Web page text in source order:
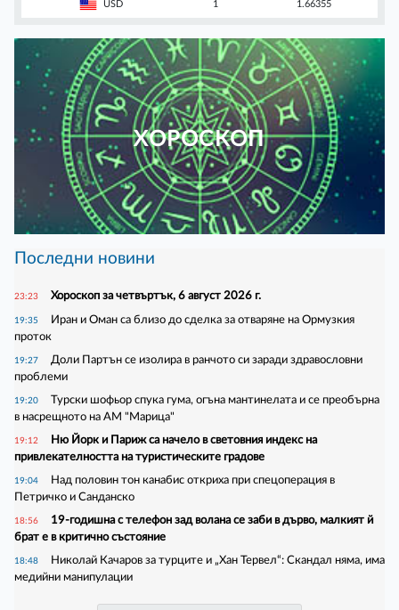
USD 1 1.66355
ХОРОСКОП
Последни новини
23:23 Хороскоп за четвъртък, 6 август 2026 г.
19:35
Иран и Оман са близо до сделка за отваряне на Ормузкия
проток
19:27
Доли Партън се изолира в ранчото си заради здравословни
проблеми
19:20
Турски шофьор спука гума, огъна мантинелата и се преобърна
в насрещното на АМ "Марица"
19:12
Ню Йорк и Париж са начело в световния индекс на
привлекателността на туристическите градове
19:04
Над половин тон канабис откриха при спецоперация в
Петричко и Санданско
18:56
19-годишна с телефон зад волана се заби в дърво, малкият й
брат е в критично състояние
18:48
Николай Качаров за турците и „Хан Тервел“: Скандал няма, има
медийни манипулации